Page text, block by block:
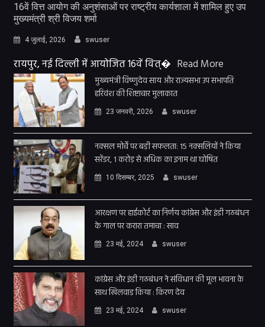
16वें वित्त आयोग की अनुशंसाओं पर राष्ट्रीय कार्यशाला में शामिल हुए उप
मुख्यमंत्री श्री विजय शर्मा
4 जुलाई, 2026 swuser
रायपुर, नई दिल्ली में आयोजित 16वें वित्� Read More
मुख्यमंत्री विष्णुदेव साय और राज्यसभा उप सभापति
हरिवंश की शिष्टाचार मुलाकात
23 जनवरी, 2026 swuser
नक्सल मोर्चे पर बड़ी सफलता: 15 नक्सलियों ने किया
सरेंडर, 1 करोड़ से अधिक का इनाम था घोषित
10 दिसम्बर, 2025 swuser
आरक्षण पर हाईकोर्ट का निर्णय कांग्रेस और इंडी गठबंधन
के गाल पर करारा तमाचा : साव
23 मई, 2024 swuser
कांग्रेस और इंडी गठबंधन ने संविधान की मूल भावना के
साथ खिलवाड़ किया : किरण देव
23 मई, 2024 swuser